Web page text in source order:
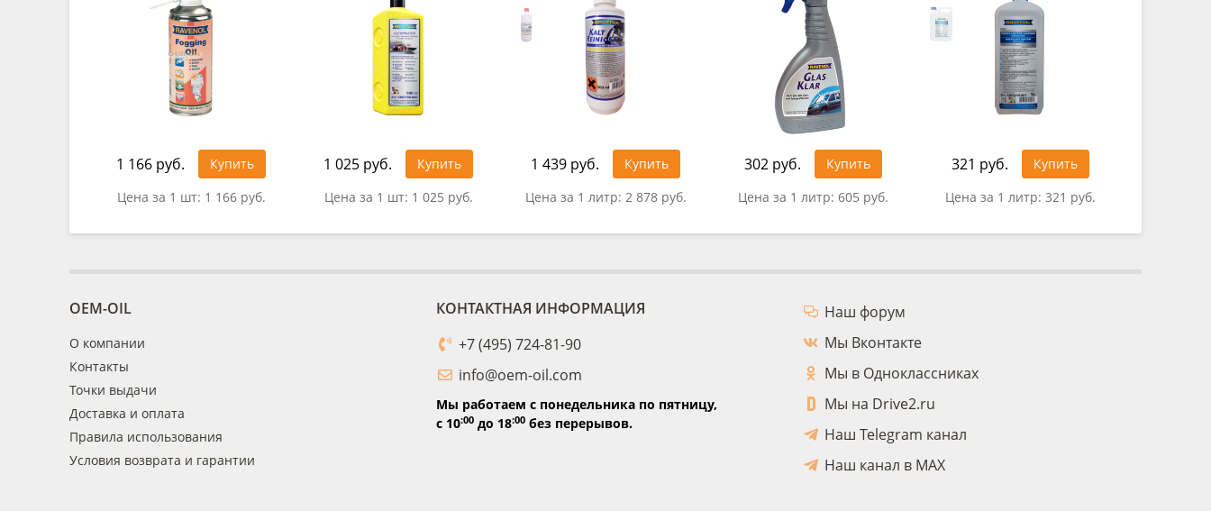
1 166 руб.
Купить
Цена за 1 шт: 1 166 руб.
1 025 руб.
Купить
Цена за 1 шт: 1 025 руб.
1 439 руб.
Купить
Цена за 1 литр: 2 878 руб.
302 руб.
Купить
Цена за 1 литр: 605 руб.
321 руб.
Купить
Цена за 1 литр: 321 руб.
OEM-OIL
О компании
Контакты
Точки выдачи
Доставка и оплата
Правила использования
Условия возврата и гарантии
КОНТАКТНАЯ ИНФОРМАЦИЯ
+7 (495) 724-81-90
info@oem-oil.com
Мы работаем с понедельника по пятницу,
с 10:00до 18:00без перерывов.
Наш форум
Мы Вконтакте
Мы в Одноклассниках
Мы на Drive2.ru
Наш Telegram канал
Наш канал в MAX